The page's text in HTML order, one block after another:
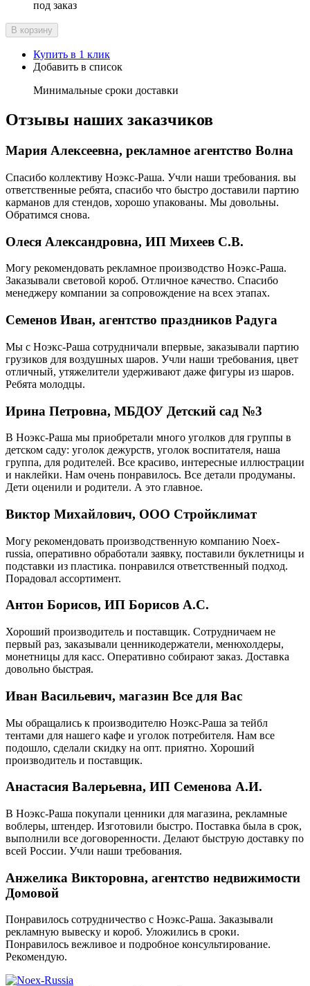
под заказ
В корзину
Купить в 1 клик
Добавить в список
Минимальные сроки доставки
Отзывы наших заказчиков
Мария Алексеевна, рекламное агентство Волна
Спасибо коллективу Ноэкс-Раша. Учли наши требования. вы
ответственные ребята, спасибо что быстро доставили партию
карманов для стендов, хорошо упакованы. Мы довольны.
Обратимся снова.
Олеся Александровна, ИП Михеев С.В.
Могу рекомендовать рекламное производство Ноэкс-Раша.
Заказывали световой короб. Отличное качество. Спасибо
менеджеру компании за сопровождение на всех этапах.
Семенов Иван, агентство праздников Радуга
Мы с Ноэкс-Раша сотрудничали впервые, заказывали партию
грузиков для воздушных шаров. Учли наши требования, цвет
отличный, утяжелители удерживают даже фигуры из шаров.
Ребята молодцы.
Ирина Петровна, МБДОУ Детский сад №3
В Ноэкс-Раша мы приобретали много уголков для группы в
детском саду: уголок дежурств, уголок воспитателя, наша
группа, для родителей. Все красиво, интересные иллюстрации
и наклейки. Нам очень понравилось. Все детали продуманы.
Дети оценили и родители. А это главное.
Виктор Михайлович, ООО Стройклимат
Могу рекомендовать производственную компанию Noex-
russia, оперативно обработали заявку, поставили буклетницы и
подставки из пластика. понравился ответственный подход.
Порадовал ассортимент.
Антон Борисов, ИП Борисов А.С.
Хороший производитель и поставщик. Сотрудничаем не
первый раз, заказывали ценникодержатели, менюхолдеры,
монетницы для касс. Оперативно собирают заказ. Доставка
довольно быстрая.
Иван Васильевич, магазин Все для Вас
Мы обращались к производителю Ноэкс-Раша за тейбл
тентами для нашего кафе и уголок потребителя. Нам все
подошло, сделали скидку на опт. приятно. Хороший
производитель и поставщик.
Анастасия Валерьевна, ИП Семенова А.И.
В Ноэкс-Раша покупали ценники для магазина, рекламные
воблеры, штендер. Изготовили быстро. Поставка была в срок,
выполнили все договоренности. Делают быструю доставку по
всей России. Учли наши требования.
Анжелика Викторовна, агентство недвижимости
Домовой
Понравилось сотрудничество с Ноэкс-Раша. Заказывали
рекламную вывеску и короб. Уложились в сроки.
Понравилось вежливое и подробное консультирование.
Рекомендую.